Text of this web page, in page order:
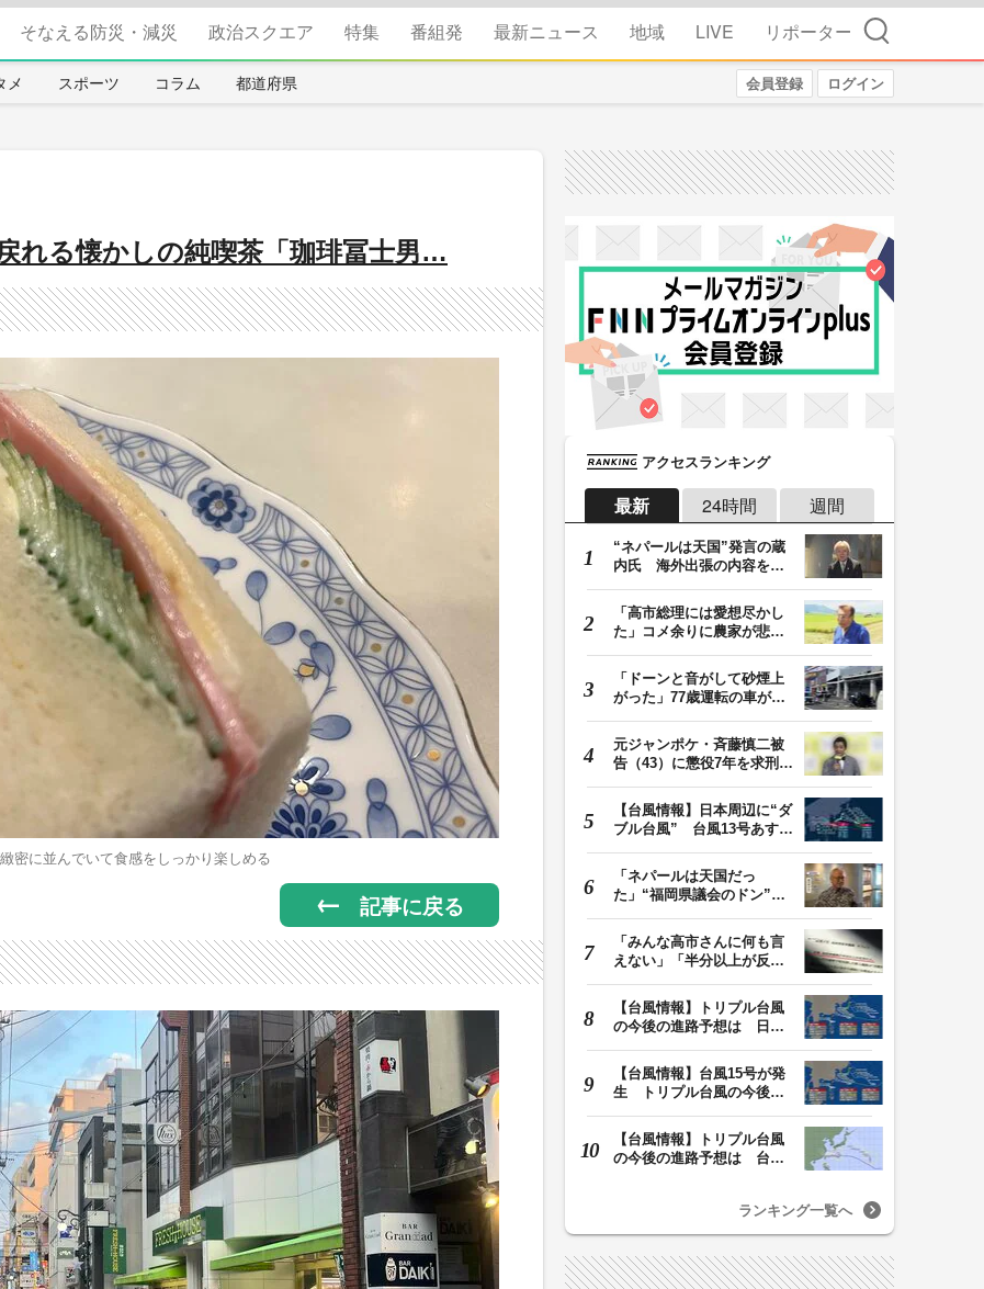
そなえる防災・減災 政治スクエア 特集 番組発 最新ニュース 地域 LIVE リポーター 検索
メ スポーツ コラム 都道府県 会員登録 ログイン
れる懐かしの純喫茶「珈琲冨士男…
密に並んでいて食感をしっかり楽しめる
記事に戻る
アクセスランキング
最新 24時間 週間
“ネパールは天国”発言の蔵
内氏 海外出張の内容を説
「高市総理には愛想尽かし
た」コメ余りに農家が悲
「ドーンと音がして砂煙上
がった」77歳運転の車が立
元ジャンポケ・斉藤慎二被
告（43）に懲役7年を求刑
【台風情報】日本周辺に“ダ
ブル台風” 台風13号あす沖
「ネパールは天国だっ
た」“福岡県議会のドン”蔵
「みんな高市さんに何も言
えない」「半分以上が反
【台風情報】トリプル台風
の今後の進路予想は 日本
【台風情報】台風15号が発
生 トリプル台風の今後の
【台風情報】トリプル台風
の今後の進路予想は 台風
ランキング一覧へ